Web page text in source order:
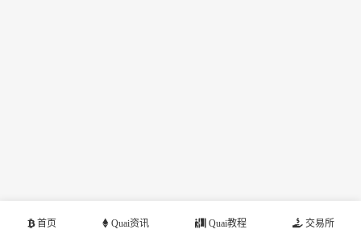
首页 Quai资讯 Quai教程 交易所